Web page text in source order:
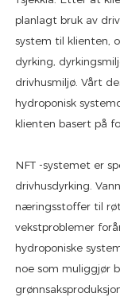
planlagt bruk av
system til klienten,
dyrking,
drivhusmiljø. Vårt
hydroponisk
klienten basert på
NFT -systemet er
drivhusdyrking.
næringsstoffer til
vekstproblemer
hydroponiske
noe som muliggjør